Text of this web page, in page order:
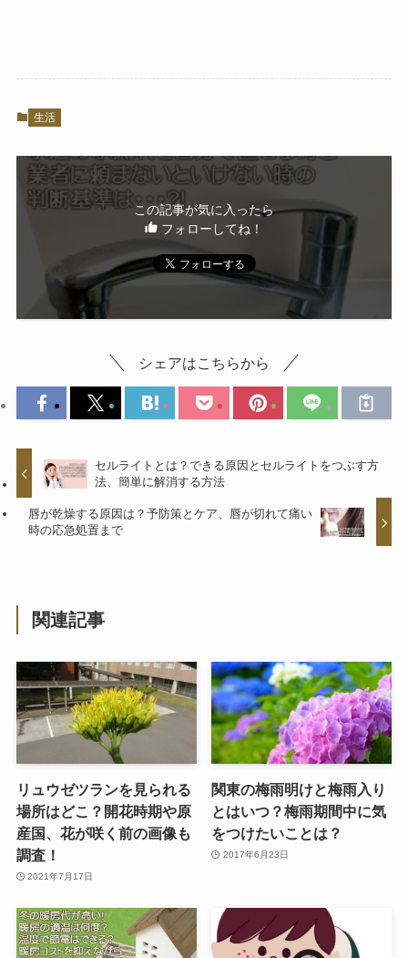
生活
この記事が気に入ったら
フォローしてね！
シェアはこちらから
セルライトとは？できる原因とセルライトをつぶす方
法、簡単に解消する方法
唇が乾燥する原因は？予防策とケア、唇が切れて痛い
時の応急処置まで
関連記事
リュウゼツランを見られる
場所はどこ？開花時期や原
産国、花が咲く前の画像も
調査！
2021年7月17日
関東の梅雨明けと梅雨入り
とはいつ？梅雨期間中に気
をつけたいことは？
2017年6月23日